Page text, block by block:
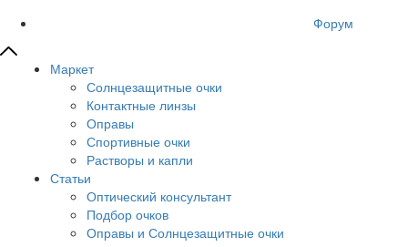
Форум
Маркет
Солнцезащитные очки
Контактные линзы
Оправы
Спортивные очки
Растворы и капли
Статьи
Оптический консультант
Подбор очков
Оправы и Солнцезащитные очки